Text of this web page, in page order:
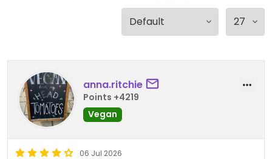
anna.ritchie
Points +4219
Vegan
06 Jul 2026